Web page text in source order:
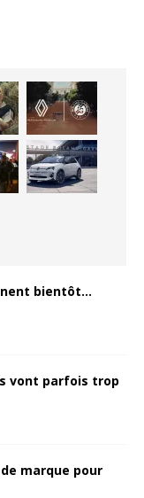
bientôt…
vont parfois trop
marque pour